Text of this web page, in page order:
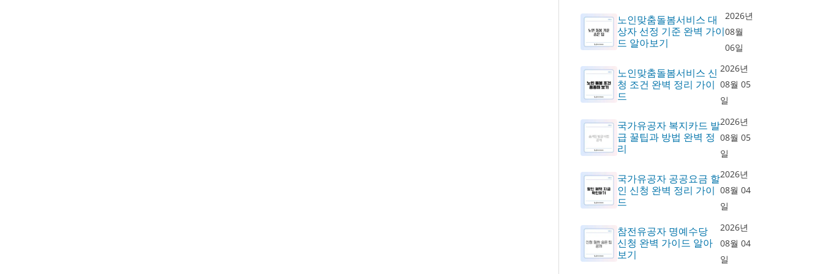
노인맞춤돌봄서비스 대
상자 선정 기준 완벽 가이
드 알아보기
2026년
08월
06일
노인맞춤돌봄서비스 신
청 조건 완벽 정리 가이
드
2026년
08월 05
일
국가유공자 복지카드 발
급 꿀팁과 방법 완벽 정
리
2026년
08월 05
일
국가유공자 공공요금 할
인 신청 완벽 정리 가이
드
2026년
08월 04
일
참전유공자 명예수당
신청 완벽 가이드 알아
보기
2026년
08월 04
일